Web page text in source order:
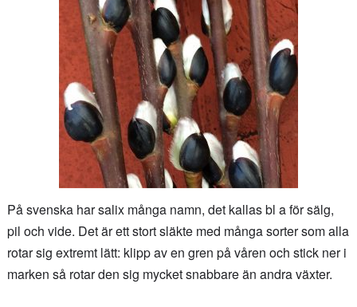
På svenska har salix många namn, det kallas bl a för sälg,
pil och vide. Det är ett stort släkte med många sorter som alla
rotar sig extremt lätt: klipp av en gren på våren och stick ner i
marken så rotar den sig mycket snabbare än andra växter.